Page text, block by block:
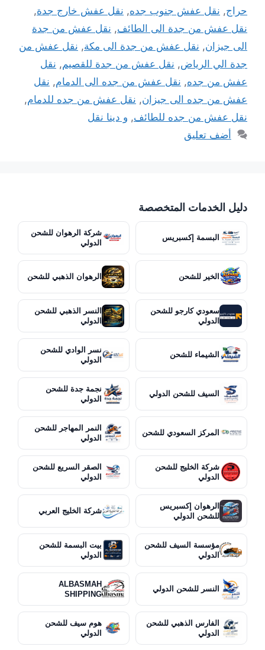
حراج, نقل عفش جنوب جده, نقل عفش خارج جدة,
نقل عفش من جدة الى الطائف, نقل عفش من جدة
الى جيزان, نقل عفش من جدة الى مكة, نقل عفش من
جدة الي الرياض, نقل عفش من جدة للقصيم, نقل
عفش من جده, نقل عفش من جده الى الدمام, نقل
عفش من جده الى جيزان, نقل عفش من جده للدمام,
نقل عفش من جده للطائف, و دينا نقل
أضف تعليق
دليل الخدمات المتخصصة
البسمة إكسبريس
شركة الرهوان للشحن
الدولي
الخير للشحن الرهوان الذهبي للشحن
سعودي كارجو للشحن
الدولي
النسر الذهبي للشحن
الدولي
الشيماء للشحن
نسر الوادي للشحن
الدولي
السيف للشحن الدولي
نجمة جدة للشحن
الدولي
المركز السعودي للشحن
النمر المهاجر للشحن
الدولي
شركة الخليج للشحن
الدولي
الصقر السريع للشحن
الدولي
الرهوان إكسبريس
للشحن الدولي
شركة الخليج العربي
مؤسسة السيف للشحن
الدولي
بيت البسمة للشحن
الدولي
النسر للشحن الدولي
ALBASMAH
SHIPPING
الفارس الذهبي للشحن
الدولي
هوم سيف للشحن
الدولي